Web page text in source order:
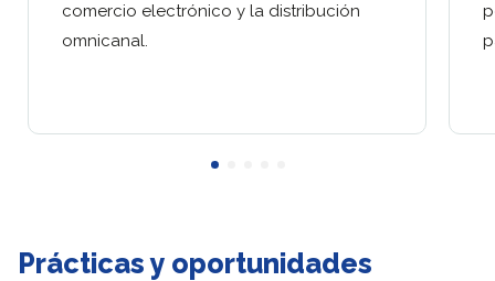
comercio electrónico y la distribución
omnicanal.
Prácticas y oportunidades